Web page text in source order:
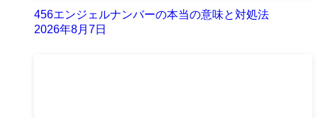
456エンジェルナンバーの本当の意味と対処法
2026年8月7日